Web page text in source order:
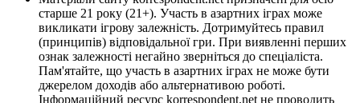
старше 21 року (21+). Участь в азартних іграх може
викликати ігрову залежність. Дотримуйтесь правил
(принципів) відповідальної гри. При виявленні перших
ознак залежності негайно зверніться до спеціаліста.
Пам'ятайте, що участь в азартних іграх не може бути
джерелом доходів або альтернативою роботі.
Інформаційний ресурс korrespondent.net не проводить